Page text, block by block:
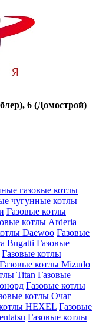
6 (Домострой)
газовые котлы
чугунные котлы
Газовые котлы
котлы Arderia
Daewoo Газовые
Bugatti Газовые
Газовые котлы
Газовые котлы Mizudo
Titan Газовые
Газовые котлы
котлы Очаг
HEXEL Газовые
Газовые котлы